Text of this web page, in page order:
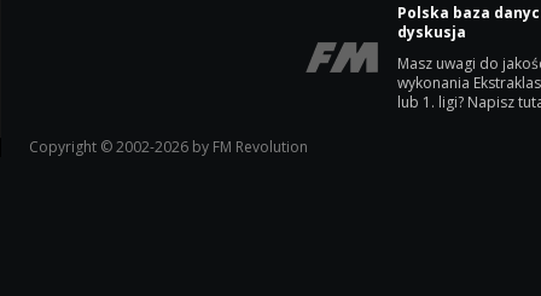
Polska baza
dyskusja
Masz uwagi do
wykonania
lub 1. ligi? Napisz
Copyright © 2002-2026 by FM Revolution